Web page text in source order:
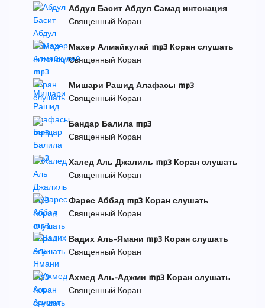
Абдул Басит Абдул Самад интонация
Священный Коран
Махер Алмайкулай mp3 Коран слушать
Священный Коран
Мишари Рашид Алафасы mp3
Священный Коран
Бандар Балила mp3
Священный Коран
Халед Аль Джалиль mp3 Коран слушать
Священный Коран
Фарес Аббад mp3 Коран слушать
Священный Коран
Вадих Аль-Ямани mp3 Коран слушать
Священный Коран
Ахмед Аль-Аджми mp3 Коран слушать
Священный Коран